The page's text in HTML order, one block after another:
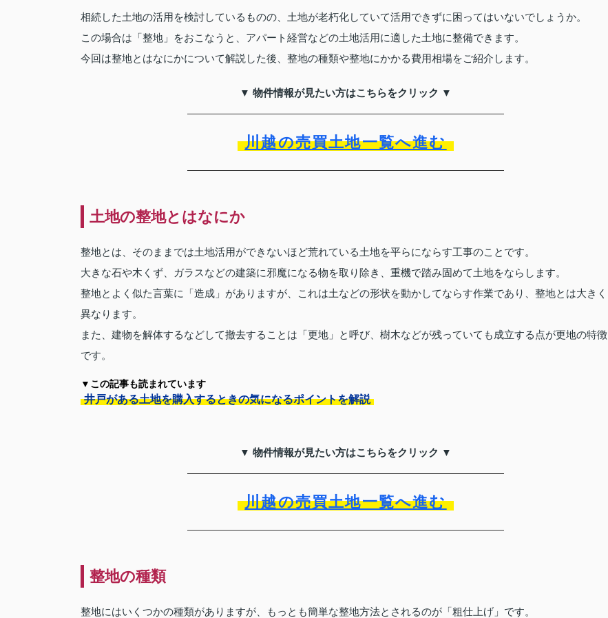
相続した土地の活用を検討しているものの、土地が老朽化していて活用できずに困ってはいないでしょうか。
この場合は「整地」をおこなうと、アパート経営などの土地活用に適した土地に整備できます。
今回は整地とはなにかについて解説した後、整地の種類や整地にかかる費用相場をご紹介します。
▼ 物件情報が見たい方はこちらをクリック ▼
川越の売買土地一覧へ進む
土地の整地とはなにか
整地とは、そのままでは土地活用ができないほど荒れている土地を平らにならす工事のことです。
大きな石や木くず、ガラスなどの建築に邪魔になる物を取り除き、重機で踏み固めて土地をならします。
整地とよく似た言葉に「造成」がありますが、これは土などの形状を動かしてならす作業であり、整地とは大きく
異なります。
また、建物を解体するなどして撤去することは「更地」と呼び、樹木などが残っていても成立する点が更地の特徴
です。
▼この記事も読まれています
井戸がある土地を購入するときの気になるポイントを解説
▼ 物件情報が見たい方はこちらをクリック ▼
川越の売買土地一覧へ進む
整地の種類
整地にはいくつかの種類がありますが、もっとも簡単な整地方法とされるのが「粗仕上げ」です。